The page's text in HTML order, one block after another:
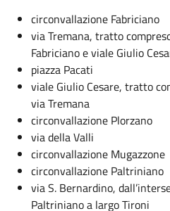
circonvallazione Fabriciano
via Tremana, tratto
Fabriciano e viale Giulio
piazza Pacati
viale Giulio Cesare, tratto
via Tremana
circonvallazione Plorzano
via della Valli
circonvallazione Mugazzone
circonvallazione Paltriniano
via S. Bernardino,
Paltriniano a largo Tironi